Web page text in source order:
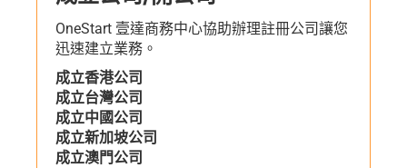
OneStart 壹達商務中心協助辦理註冊公司讓您
迅速建立業務。
成立香港公司
成立台灣公司
成立中國公司
成立新加坡公司
成立澳門公司